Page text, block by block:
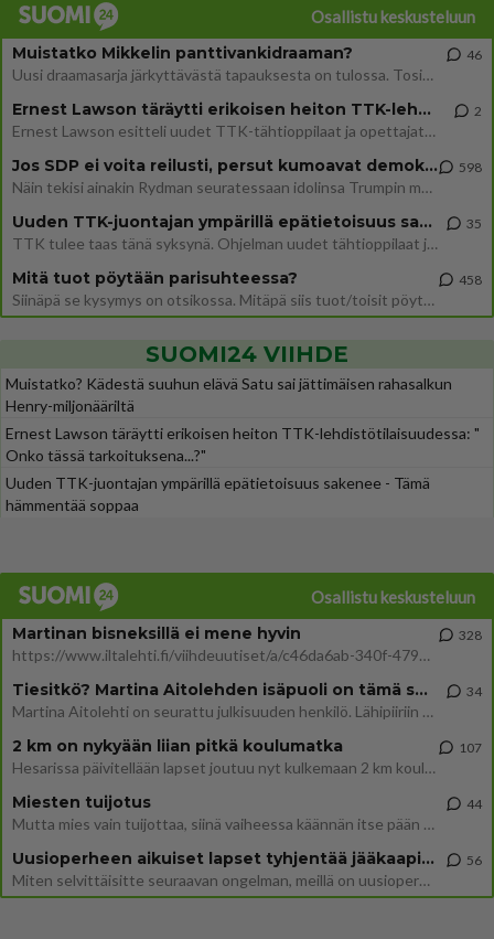
Osallistu keskusteluun
Muistatko Mikkelin panttivankidraaman?
Uusi draamasarja järkyttävästä tapauksesta on tulossa. Tositapahtumiin perustuva sarja ammentaa vuoden 1986 Mikkelin pan
46
Ernest Lawson täräytti erikoisen heiton TTK-lehdistötilaisuudessa: " Onko tässä tarkoituksena...?"
Ernest Lawson esitteli uudet TTK-tähtioppilaat ja opettajat torstaina 6.8. lehdistölle. Tulevalla kaudella on yksi hausk
2
Jos SDP ei voita reilusti, persut kumoavat demokratian Suomesta
Näin tekisi ainakin Rydman seuratessaan idolinsa Trumpin mallia https://www.is.fi/politiikka/art-2000012187244.html
598
Uuden TTK-juontajan ympärillä epätietoisuus sakenee - Nyt MTV hämmentää soppaa
TTK tulee taas tänä syksynä. Ohjelman uudet tähtioppilaat julkistetaan torstaina 6. elokuuta klo 14 alkavassa lehdistö
35
Mitä tuot pöytään parisuhteessa?
Siinäpä se kysymys on otsikossa. Mitäpä siis tuot/toisit pöytään parisuhteessa? Oletko mies vai nainen? Koetko sen mitä
458
SUOMI24 VIIHDE
Muistatko? Kädestä suuhun elävä Satu sai jättimäisen rahasalkun
Henry-miljonääriltä
Ernest Lawson täräytti erikoisen heiton TTK-lehdistötilaisuudessa: "
Onko tässä tarkoituksena...?"
Uuden TTK-juontajan ympärillä epätietoisuus sakenee - Tämä
hämmentää soppaa
Osallistu keskusteluun
Martinan bisneksillä ei mene hyvin
https://www.iltalehti.fi/viihdeuutiset/a/c46da6ab-340f-4790-aaa7-0865eed2336 Yrityksen konkurssihakemus on tullut kärä
328
Tiesitkö? Martina Aitolehden isäpuoli on tämä suosittu laulaja
Martina Aitolehti on seurattu julkisuuden henkilö. Lähipiiriin mahtuu muitakin tunnettuja henkilöitä. Tiesitkö, että Ma
34
2 km on nykyään liian pitkä koulumatka
Hesarissa päivitellään lapset joutuu nyt kulkemaan 2 km kouluun jösses. Ruostefillarilla tuo matka menee vaikka miten äk
107
Miesten tuijotus
Mutta mies vain tuijottaa, siinä vaiheessa käännän itse pään pois. Mikä juttu? Yleensä jos joku tuijottaa tai katsoo, hä
44
Uusioperheen aikuiset lapset tyhjentää jääkaapin käydessään
Miten selvittäisitte seuraavan ongelman, meillä on uusioperhe, minulla teini-ikäiset lapset ja puolisolla aikuiset, jotk
56